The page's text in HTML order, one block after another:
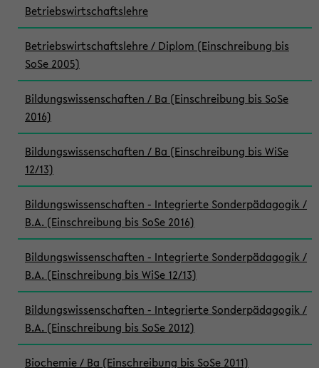
Betriebswirtschaftslehre
Betriebswirtschaftslehre / Diplom (Einschreibung bis
SoSe 2005)
Bildungswissenschaften / Ba (Einschreibung bis SoSe
2016)
Bildungswissenschaften / Ba (Einschreibung bis WiSe
12/13)
Bildungswissenschaften - Integrierte Sonderpädagogik /
B.A. (Einschreibung bis SoSe 2016)
Bildungswissenschaften - Integrierte Sonderpädagogik /
B.A. (Einschreibung bis WiSe 12/13)
Bildungswissenschaften - Integrierte Sonderpädagogik /
B.A. (Einschreibung bis SoSe 2012)
Biochemie / Ba (Einschreibung bis SoSe 2011)